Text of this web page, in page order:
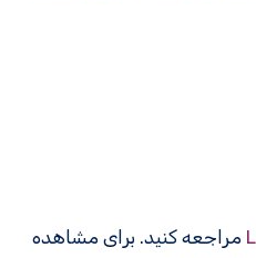
مراجعه کنید. برای مشاهده